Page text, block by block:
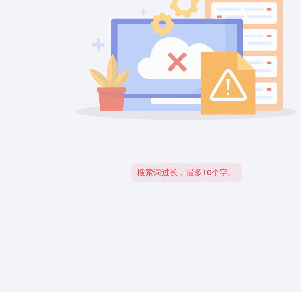
搜索词过长，最多10个字。